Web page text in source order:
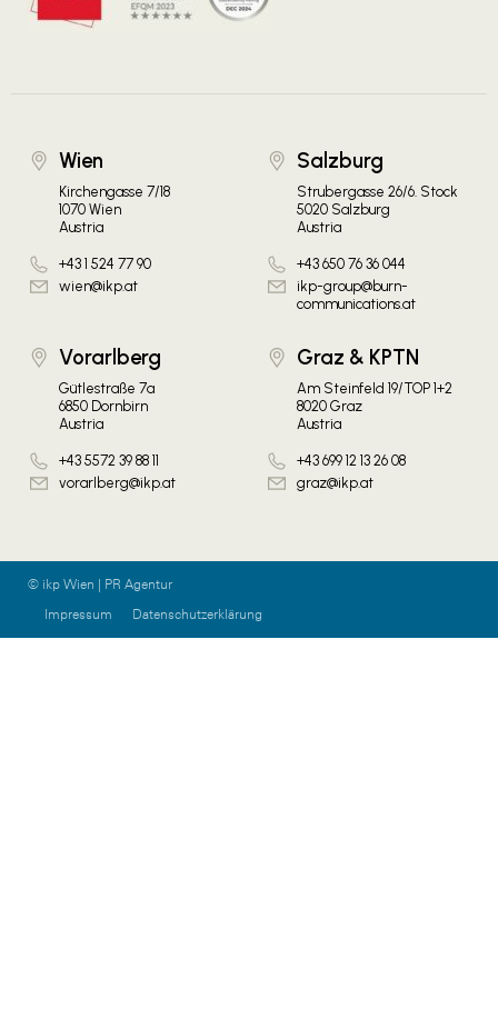
Wien
Kirchengasse 7/18
1070 Wien
Austria
+43 1 524 77 90
wien@ikp.at
Salzburg
Strubergasse 26/6. Stock
5020 Salzburg
Austria
+43 650 76 36 044
ikp-group@burn-
communications.at
Vorarlberg
Gütlestraße 7a
6850 Dornbirn
Austria
+43 5572 39 88 11
vorarlberg@ikp.at
Graz & KPTN
Am Steinfeld 19/TOP 1+2
8020 Graz
Austria
+43 699 12 13 26 08
graz@ikp.at
© ikp Wien | PR Agentur
Impressum
Datenschutzerklärung